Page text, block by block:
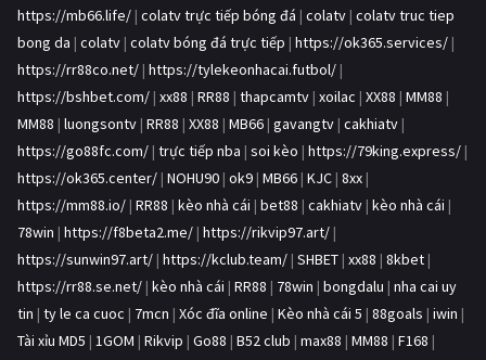
https://mb66.life/ | colatv trực tiếp bóng đá | colatv | colatv truc tiep
bong da | colatv | colatv bóng đá trực tiếp | https://ok365.services/ |
https://rr88co.net/ | https://tylekeonhacai.futbol/ |
https://bshbet.com/ | xx88 | RR88 | thapcamtv | xoilac | XX88 | MM88 |
MM88 | luongsontv | RR88 | XX88 | MB66 | gavangtv | cakhiatv |
https://go88fc.com/ | trực tiếp nba | soi kèo | https://79king.express/ |
https://ok365.center/ | NOHU90 | ok9 | MB66 | KJC | 8xx |
https://mm88.io/ | RR88 | kèo nhà cái | bet88 | cakhiatv | kèo nhà cái |
78win | https://f8beta2.me/ | https://rikvip97.art/ |
https://sunwin97.art/ | https://kclub.team/ | SHBET | xx88 | 8kbet |
https://rr88.se.net/ | kèo nhà cái | RR88 | 78win | bongdalu | nha cai uy
tin | ty le ca cuoc | 7mcn | Xóc đĩa online | Kèo nhà cái 5 | 88goals | iwin |
Tài xỉu MD5 | 1GOM | Rikvip | Go88 | B52 club | max88 | MM88 | F168 |